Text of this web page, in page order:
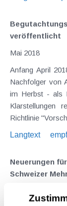
veröffentlicht
Mai 2018
Anfang April 2018 wurde das
Nachfolger von
im Herbst - als Begutachtungsentwurf veröffentlicht. Neben
Klarstellungen
Richtlinie
Langtext
Neuerungen
Schweizer